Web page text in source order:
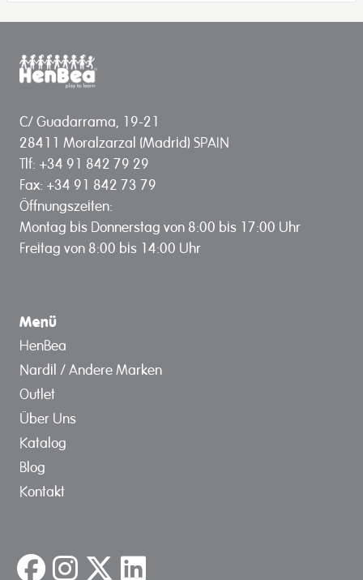
C/ Guadarrama, 19-21
28411 Moralzarzal (Madrid) SPAIN
Tlf: +34 91 842 79 29
Fax: +34 91 842 73 79
Öffnungszeiten:
Montag bis Donnerstag von 8:00 bis 17:00 Uhr
Freitag von 8:00 bis 14:00 Uhr
Menü
HenBea
Nardil / Andere Marken
Outlet
Über Uns
Katalog
Blog
Kontakt